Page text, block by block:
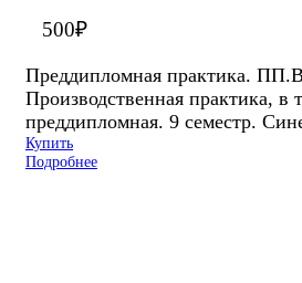
500₽
Преддипломная практика.
Производственная практика, в
преддипломная. 9 семестр.
Купить
Подробнее